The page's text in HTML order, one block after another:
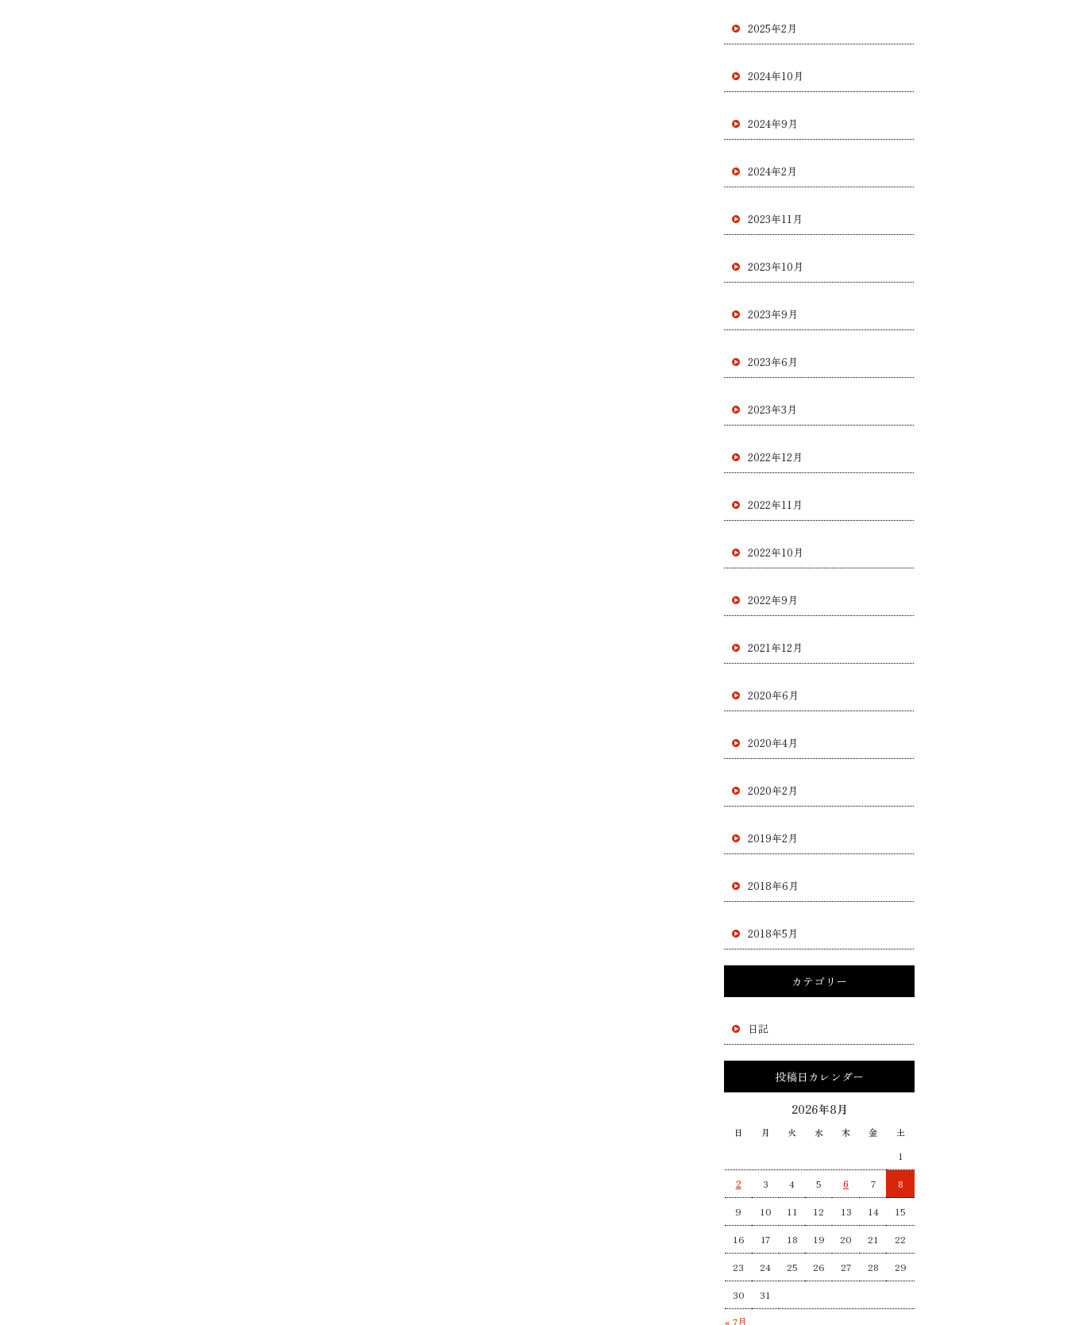
2025年2月
2024年10月
2024年9月
2024年2月
2023年11月
2023年10月
2023年9月
2023年6月
2023年3月
2022年12月
2022年11月
2022年10月
2022年9月
2021年12月
2020年6月
2020年4月
2020年2月
2019年2月
2018年6月
2018年5月
カテゴリー
日記
投稿日カレンダー
2026年8月
日 月 火 水 木 金 土
« 7月
1
2 3 4 5 6 7 8
9 10 11 12 13 14 15
16 17 18 19 20 21 22
23 24 25 26 27 28 29
30 31